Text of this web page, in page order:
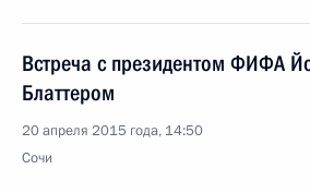
Встреча с президентом ФИФА
Блаттером
20 апреля 2015 года, 14:50
Сочи